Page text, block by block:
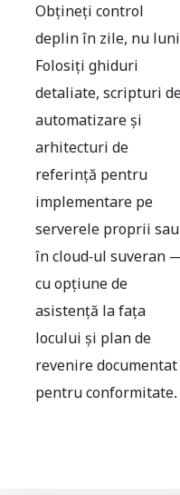
Obțineți control
deplin în zile, nu
Folosiți ghiduri
detaliate, scripturi
automatizare și
arhitecturi de
referință pentru
implementare pe
serverele proprii sau
în cloud-ul suveran
cu opțiune de
asistență la fața
locului și plan de
revenire documentat
pentru conformitate.